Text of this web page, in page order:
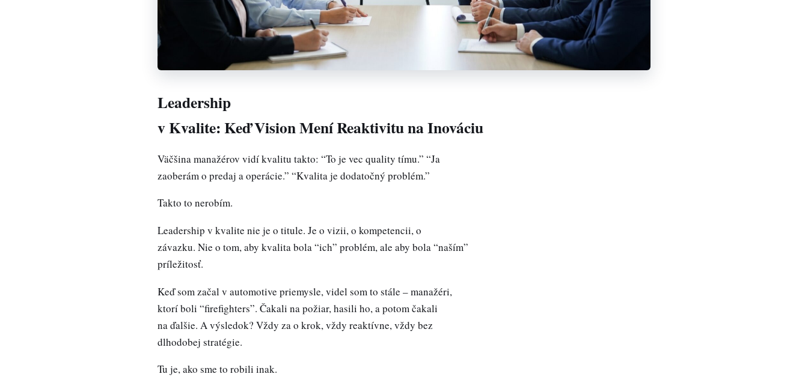
Leadership
v Kvalite: Keď Vision Mení Reaktivitu na Inováciu
Väčšina manažérov vidí kvalitu takto: “To je vec quality tímu.” “Ja
zaoberám o predaj a operácie.” “Kvalita je dodatočný problém.”
Takto to nerobím.
Leadership v kvalite nie je o titule. Je o vizii, o kompetencii, o
závazku. Nie o tom, aby kvalita bola “ich” problém, ale aby bola “naším”
príležitosť.
Keď som začal v automotive priemysle, videl som to stále – manažéri,
ktorí boli “firefighters”. Čakali na požiar, hasili ho, a potom čakali
na ďalšie. A výsledok? Vždy za o krok, vždy reaktívne, vždy bez
dlhodobej stratégie.
Tu je, ako sme to robili inak.